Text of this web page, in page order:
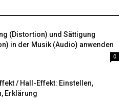
(Distortion) und Sättigung
in der Musik (Audio) anwenden
0
/ Hall-Effekt: Einstellen,
Erklärung